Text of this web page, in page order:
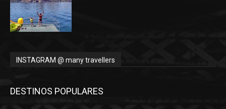
INSTAGRAM @ many travellers
DESTINOS POPULARES